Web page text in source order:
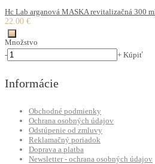
Hc Lab arganová MASKA revitalizačná 300
22.00 €
Množstvo
-
+ Kúpiť
Informácie
Obchodné podmienky
Ochrana osobných údajov
Odstúpenie od zmluvy
Reklamačný poriadok
Doprava a platba
Newsletter - ochrana osobných údajov